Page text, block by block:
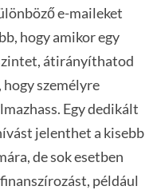
e-maileket
hogy amikor egy
átirányíthatod
személyre
Egy dedikált
jelenthet a kisebb
de sok esetben
például